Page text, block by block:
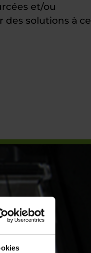
et/ou
des solutions à ce